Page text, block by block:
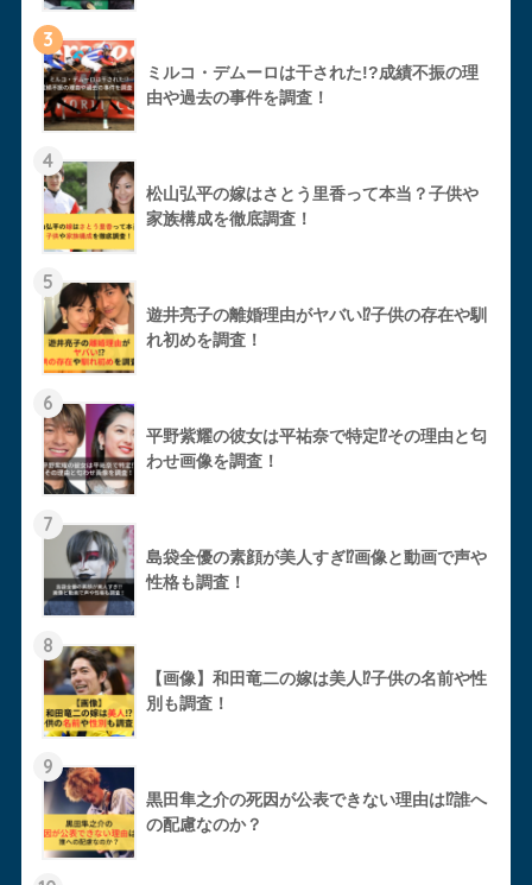
3
ミルコ・デムーロは干された!?成績不振の理
由や過去の事件を調査！
4
松山弘平の嫁はさとう里香って本当？子供や
家族構成を徹底調査！
5
遊井亮子の離婚理由がヤバい⁉︎子供の存在や馴
れ初めを調査！
6
平野紫耀の彼女は平祐奈で特定⁉︎その理由と匂
わせ画像を調査！
7
島袋全優の素顔が美人すぎ⁉︎画像と動画で声や
性格も調査！
8
【画像】和田竜二の嫁は美人⁉︎子供の名前や性
別も調査！
9
黒田隼之介の死因が公表できない理由は⁉︎誰へ
の配慮なのか？